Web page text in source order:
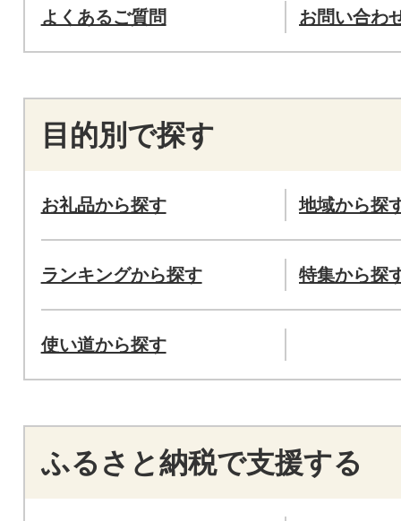
よくあるご質問 お問い合わ
目的別で探す
お礼品から探す 地域から探
ランキングから探す 特集から探
使い道から探す
ふるさと納税で支援する